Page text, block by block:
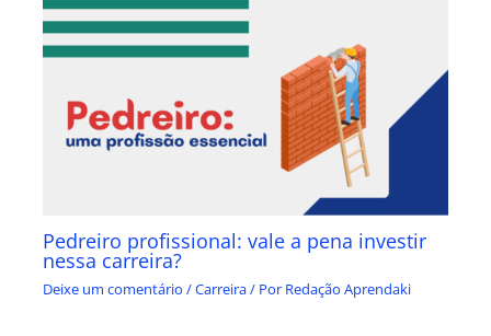
Pedreiro profissional: vale a pena investir
nessa carreira?
Deixe um comentário /Carreira/ Por Redação Aprendaki